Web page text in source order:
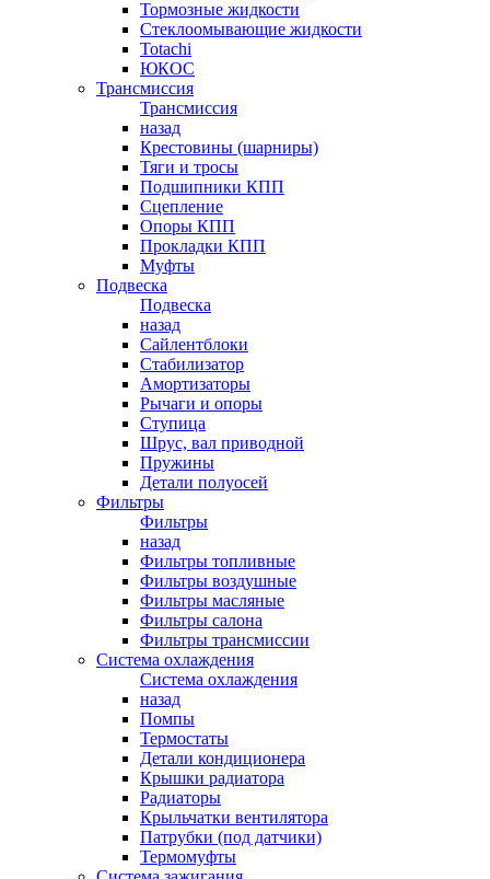
Тормозные жидкости
Стеклоомывающие жидкости
Totachi
ЮКОС
Трансмиссия
Трансмиссия
назад
Крестовины (шарниры)
Тяги и тросы
Подшипники КПП
Сцепление
Опоры КПП
Прокладки КПП
Муфты
Подвеска
Подвеска
назад
Сайлентблоки
Стабилизатор
Амортизаторы
Рычаги и опоры
Ступица
Шрус, вал приводной
Пружины
Детали полуосей
Фильтры
Фильтры
назад
Фильтры топливные
Фильтры воздушные
Фильтры масляные
Фильтры салона
Фильтры трансмиссии
Система охлаждения
Система охлаждения
назад
Помпы
Термостаты
Детали кондиционера
Крышки радиатора
Радиаторы
Крыльчатки вентилятора
Патрубки (под датчики)
Термомуфты